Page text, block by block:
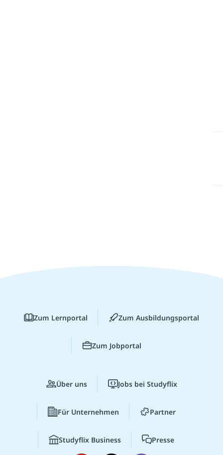
Zum Lernportal Zum Ausbildungsportal
Zum Jobportal
Über uns Jobs bei Studyflix
Für Unternehmen Partner
Studyflix Business Presse